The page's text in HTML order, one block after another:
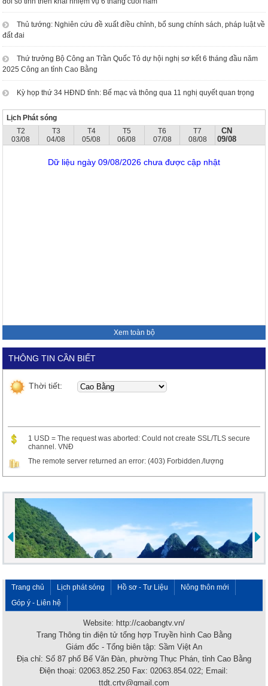
Thủ tướng: Nghiên cứu đề xuất điều chỉnh, bổ sung chính sách, pháp luật về
đất đai
Thứ trưởng Bộ Công an Trần Quốc Tỏ dự hội nghị sơ kết 6 tháng đầu năm
2025 Công an tỉnh Cao Bằng
Kỳ họp thứ 34 HĐND tỉnh: Bế mạc và thông qua 11 nghị quyết quan trọng
Lịch Phát sóng
T2
03/08
T3
04/08
T4
05/08
T5
06/08
T6
07/08
T7
08/08
CN
09/08
Dữ liệu ngày 09/08/2026 chưa được cập nhật
Xem toàn bộ
THÔNG TIN CẦN BIẾT
Thời tiết:
1 USD = The request was aborted: Could not create SSL/TLS secure
channel. VNĐ
The remote server returned an error: (403) Forbidden./lượng
Trang chủ Lịch phát sóng Hồ sơ - Tư Liệu
Nông thôn mới
Góp ý - Liên hệ
Website: http://caobangtv.vn/
Trang Thông tin điện tử tổng hợp Truyền hình Cao Bằng
Giám đốc - Tổng biên tập: Sầm Việt An
Địa chỉ: Số 87 phố Bế Văn Đàn, phường Thục Phán, tỉnh Cao Bằng
Điện thoại: 02063.852.250 Fax: 02063.854.022; Email:
ttdt.crtv@gmail.com